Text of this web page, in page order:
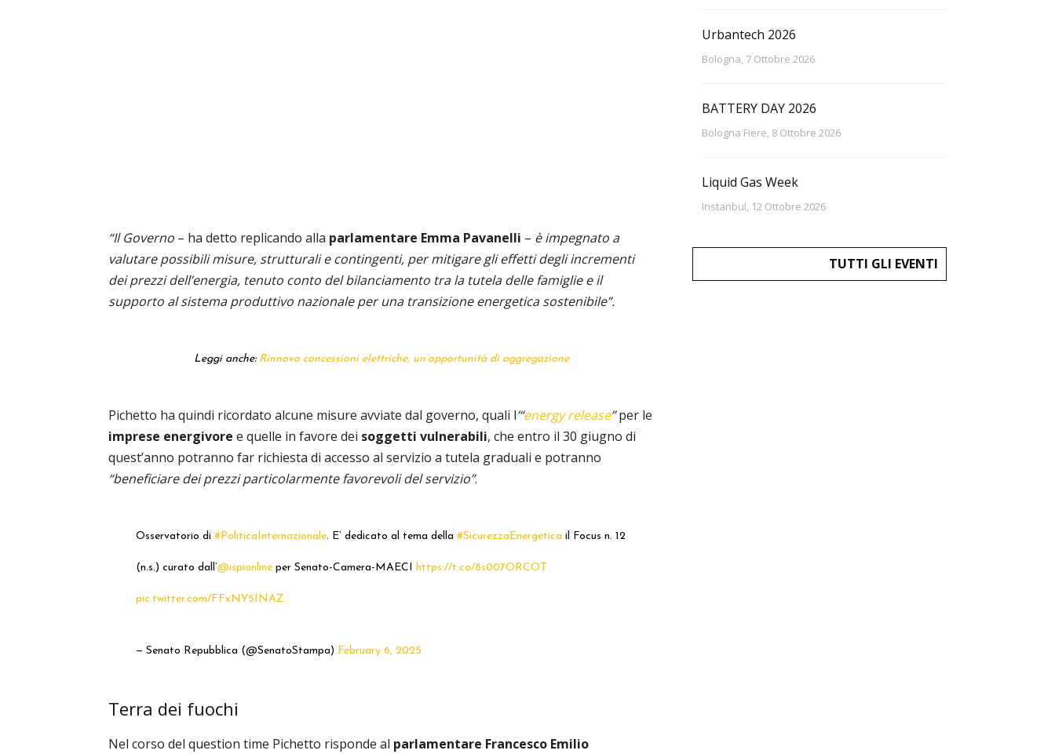
“Il Governo – ha detto replicando alla parlamentare Emma Pavanelli – è impegnato a
valutare possibili misure, strutturali e contingenti, per mitigare gli effetti degli incrementi
dei prezzi dell’energia, tenuto conto del bilanciamento tra la tutela delle famiglie e il
supporto al sistema produttivo nazionale per una transizione energetica sostenibile”.
Leggi anche: Rinnovo concessioni elettriche, un’opportunità di aggregazione
Pichetto ha quindi ricordato alcune misure avviate dal governo, quali l’“energy release”per le
imprese energivore e quelle in favore dei soggetti vulnerabili, che entro il 30 giugno di
quest’anno potranno far richiesta di accesso al servizio a tutela graduali e potranno
“beneficiare dei prezzi particolarmente favorevoli del servizio”.
Osservatorio di #PoliticaInternazionale. E’ dedicato al tema della #SicurezzaEnergetica il Focus n. 12
(n.s.) curato dall’@ispionlineper Senato-Camera-MAECI https://t.co/8s007ORCOT
pic.twitter.com/FFxNY5INAZ
— Senato Repubblica (@SenatoStampa) February 6, 2025
Terra dei fuochi
Nel corso del question time Pichetto risponde al parlamentare Francesco Emilio
Urbantech 2026
Bologna, 7 Ottobre 2026
BATTERY DAY 2026
Bologna Fiere, 8 Ottobre 2026
Liquid Gas Week
Instanbul, 12 Ottobre 2026
TUTTI GLI EVENTI